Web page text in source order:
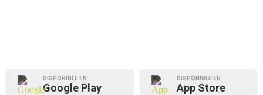
DISPONIBLE EN
Google Play
DISPONIBLE EN
App Store